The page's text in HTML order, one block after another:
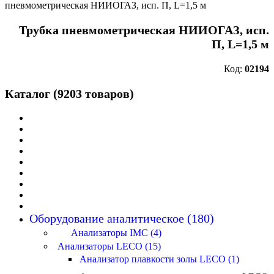
пневмометрическая НИИОГАЗ, исп. П, L=1,5 м
Трубка пневмометрическая НИИОГАЗ, исп.
П, L=1,5 м
Код: 02194
Каталог (9203 товаров)
Оборудование аналитическое (180)
Анализаторы IMC (4)
Анализаторы LECO (15)
Анализатор плавкости золы LECO (1)